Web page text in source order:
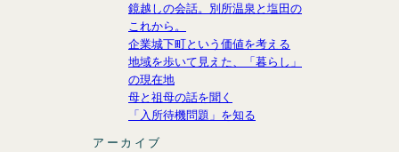
鏡越しの会話。別所温泉と塩田の
これから。
企業城下町という価値を考える
地域を歩いて見えた、「暮らし」
の現在地
母と祖母の話を聞く
「入所待機問題」を知る
アーカイブ